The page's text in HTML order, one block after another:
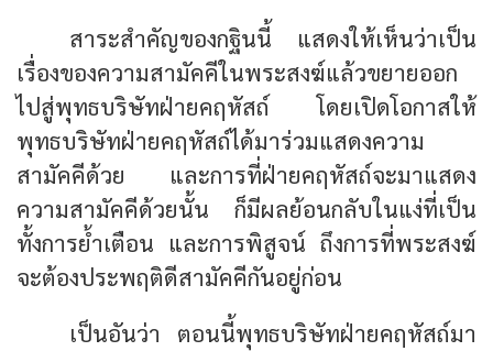
สาระสำคัญของกฐินนี้ แสดงให้เห็นว่าเป็น
เรื่องของความสามัคคีในพระสงฆ์แล้วขยายออก
ไปสู่พุทธบริษัทฝ่ายคฤหัสถ์ โดยเปิดโอกาสให้
พุทธบริษัทฝ่ายคฤหัสถ์ได้มาร่วมแสดงความ
สามัคคีด้วย และการที่ฝ่ายคฤหัสถ์จะมาแสดง
ความสามัคคีด้วยนั้น ก็มีผลย้อนกลับในแง่ที่เป็น
ทั้งการย้ำเตือน และการพิสูจน์ ถึงการที่พระสงฆ์
จะต้องประพฤติดีสามัคคีกันอยู่ก่อน
เป็นอันว่า ตอนนี้พุทธบริษัทฝ่ายคฤหัสถ์มา